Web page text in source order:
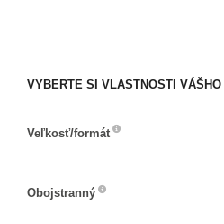
VYBERTE SI VLASTNOSTI VÁŠHO
Veľkosť/formát
Obojstranný